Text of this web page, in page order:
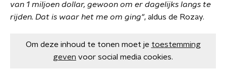
van 1 miljoen dollar, gewoon om er dagelijks langs te
rijden. Dat is waar het me om ging", aldus de Rozay.
Om deze inhoud te tonen moet je toestemming
geven voor social media cookies.